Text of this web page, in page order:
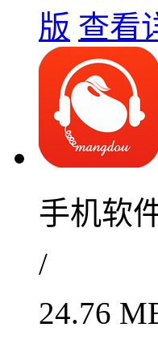
版 查看
手机软
/
24.76